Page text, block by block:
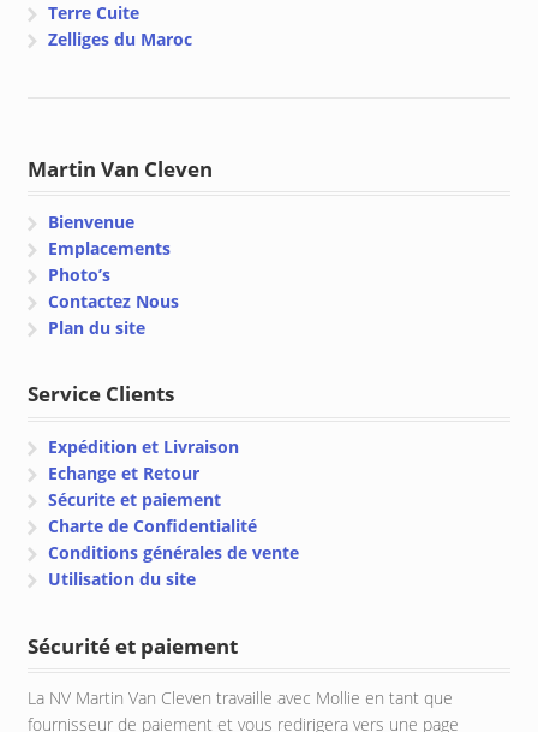
Terre Cuite
Zelliges du Maroc
Martin Van Cleven
Bienvenue
Emplacements
Photo’s
Contactez Nous
Plan du site
Service Clients
Expédition et Livraison
Echange et Retour
Sécurite et paiement
Charte de Confidentialité
Conditions générales de vente
Utilisation du site
Sécurité et paiement
La NV Martin Van Cleven travaille avec Mollie en tant que
fournisseur de paiement et vous redirigera vers une page